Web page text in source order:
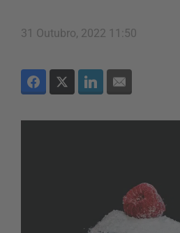
31 Outubro, 2022 11:50